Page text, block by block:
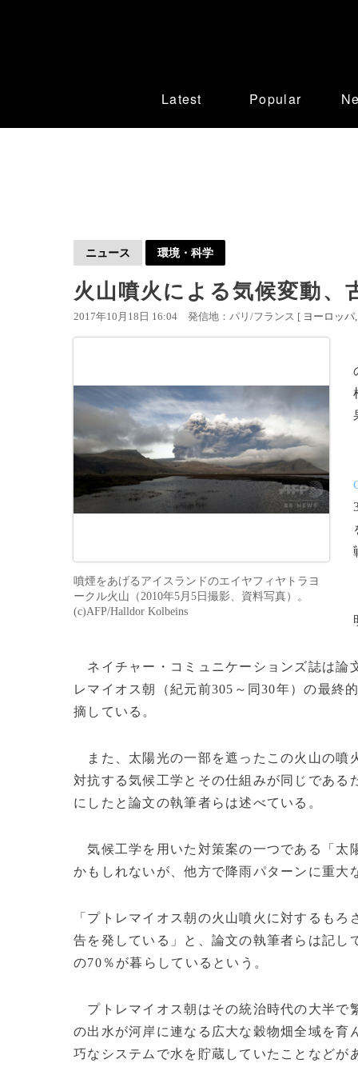
Latest Popular
ニュース 環境・科学
火山噴火による気候変動、
2017年10月18日 16:04 発信地：パリ/フランス [ ヨーロッパ
噴煙をあげるアイスランドのエイヤフィヤトラヨ
ークル火山（2010年5月5日撮影、資料写真）。
(c)AFP/Halldor Kolbeins
ネイチャー・コミュニケーションズ誌は論
レマイオス朝（紀元前305～同30年）の最終
摘している。
また、太陽光の一部を遮ったこの火山の噴
対抗する気候工学とその仕組みが同じであ
にしたと論文の執筆者らは述べている。
気候工学を用いた対策案の一つである「太
かもしれないが、他方で降雨パターンに重
「プトレマイオス朝の火山噴火に対するも
告を発している」と、論文の執筆者らは記
の70％が暮らしているという。
プトレマイオス朝はその統治時代の大半で
の出水が河岸に連なる広大な穀物畑全域を
巧なシステムで水を貯蔵していたことなどが